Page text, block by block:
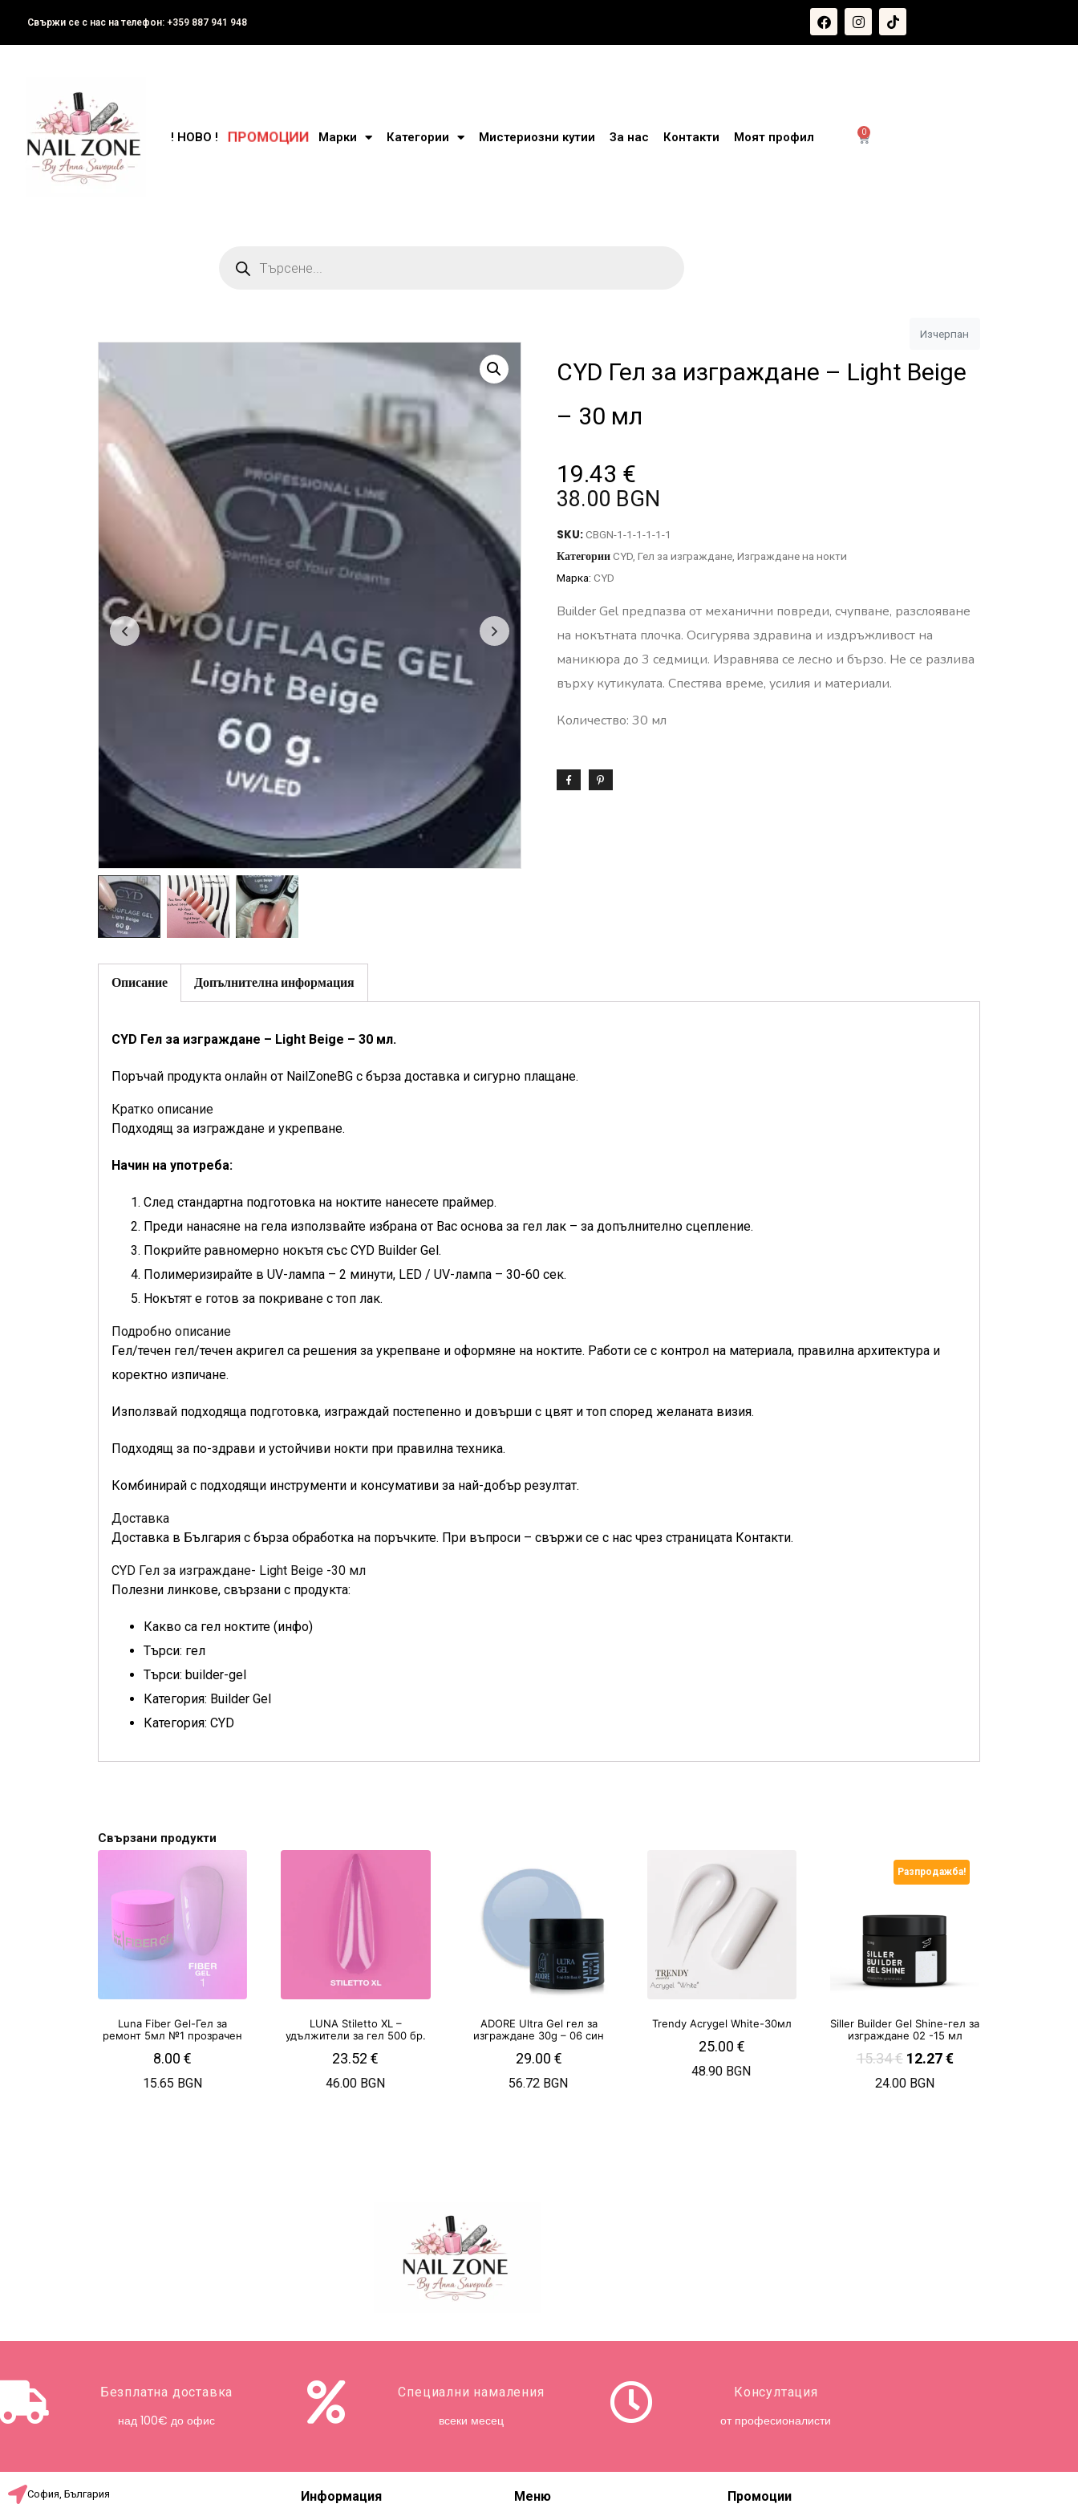
Свържи се с нас на телефон: +359 887 941 948
0
! НОВО ! ПРОМОЦИИ Марки Категории Мистериозни кутии За нас Контакти Моят профил
Изчерпан
CYD Гел за изграждане – Light Beige
– 30 мл
19.43 €
38.00 BGN
SKU:CBGN-1-1-1-1-1-1
КатегорииCYD Гел за изграждане Изграждане на нокти
Марка: CYD
Builder Gel предпазва от механични повреди, счупване, разслояване
на нокътната плочка. Осигурява здравина и издръжливост на
маникюра до 3 седмици. Изравнява се лесно и бързо. Не се разлива
върху кутикулата. Спестява време, усилия и материали.
Количество: 30 мл
Описание Допълнителна информация
CYD Гел за изграждане – Light Beige – 30 мл.
Поръчай продукта онлайн от NailZoneBG с бърза доставка и сигурно плащане.
Кратко описание
Подходящ за изграждане и укрепване.
Начин на употреба:
След стандартна подготовка на ноктите нанесете праймер.
Преди нанасяне на гела използвайте избрана от Вас основа за гел лак – за допълнително сцепление.
Покрийте равномерно нокътя със CYD Builder Gel.
Полимеризирайте в UV-лампа – 2 минути, LED / UV-лампа – 30-60 сек.
Нокътят е готов за покриване с топ лак.
Подробно описание
Гел/течен гел/течен акригел са решения за укрепване и оформяне на ноктите. Работи се с контрол на материала, правилна архитектура и
коректно изпичане.
Използвай подходяща подготовка, изграждай постепенно и довърши с цвят и топ според желаната визия.
Подходящ за по-здрави и устойчиви нокти при правилна техника.
Комбинирай с подходящи инструменти и консумативи за най-добър резултат.
Доставка
Доставка в България с бърза обработка на поръчките. При въпроси – свържи се с нас чрез страницата Контакти.
CYD Гел за изграждане- Light Beige -30 мл
Полезни линкове, свързани с продукта:
Какво са гел ноктите (инфо)
Търси: гел
Търси: builder-gel
Категория: Builder Gel
Категория: CYD
Свързани продукти
Luna Fiber Gel-Гел за
ремонт 5мл №1 прозрачен
8.00€
15.65 BGN
LUNA Stiletto XL –
удължители за гел 500 бр.
23.52€
46.00 BGN
ADORE Ultra Gel гел за
изграждане 30g – 06 син
29.00 €
56.72 BGN
Trendy Acrygel White-30мл
25.00 €
48.90 BGN
Разпродажба!
Siller Builder Gel Shine-гел за
изграждане 02 -15 мл
15.34€ 12.27€
24.00 BGN
Безплатна доставка
над 100€ до офис
Специални намаления
всеки месец
Консултация
от професионалисти
София, България Информация Меню Промоции